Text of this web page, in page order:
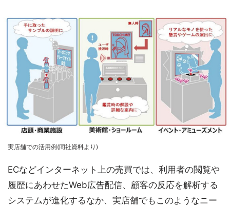
実店舗での活用例(同社資料より)
ECなどインターネット上の売買では、利用者の閲覧や
履歴にあわせたWeb広告配信、顧客の反応を解析する
システムが進化するなか、実店舗でもこのようなニー